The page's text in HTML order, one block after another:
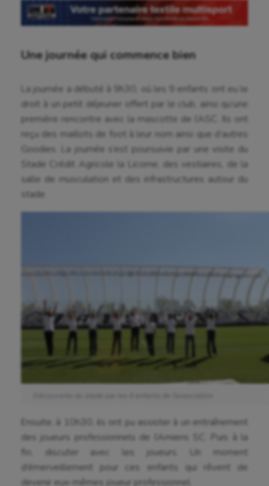
Aéronautique
Athlétisme
Aviron
Une journée qui commence bien
La journée a débuté à 9h30, où les 9 enfants ont eu le
droit à un petit déjeuner offert par le club, ainsi qu’une
première rencontre avec la mascotte de l’ASC. Ils ont
reçu des maillots de foot à leur nom ainsi que d’autres
Goodies. La journée s’est poursuivie par une visite du
Stade Crédit Agricole la Licorne, des vestiaires, de la
salle de musculation et des infrastructures autour du
stade.
Ensuite, à 10h30, ils ont pu assister à un entraînement
des joueurs professionnels de l’Amiens SC. Puis à la
fin, discuter avec les joueurs. Un moment
d’émerveillement pour ces enfants qui rêvent de
devenir eux-mêmes joueur professionnel.